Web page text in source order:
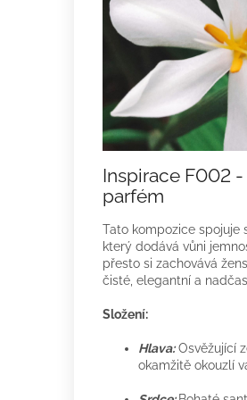
Inspirace F002
parfém
Tato kompozice spojuje
který dodává vůni
přesto si zachovává
čisté, elegantní a
Složení:
Hlava: Osvěžující
okamžitě okouzlí